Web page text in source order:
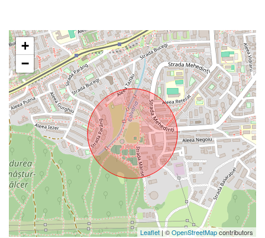
+
−
Leaflet| ©OpenStreetMapcontributors